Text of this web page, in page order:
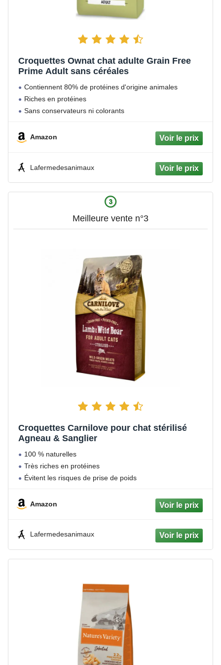
Croquettes Ownat chat adulte Grain Free
Prime Adult sans céréales
Contiennent 80% de protéines d'origine animales
Riches en protéines
Sans conservateurs ni colorants
Amazon
Lafermedesanimaux
Meilleure vente n°3
Croquettes Carnilove pour chat stérilisé
Agneau & Sanglier
100 % naturelles
Très riches en protéines
Évitent les risques de prise de poids
Amazon
Lafermedesanimaux